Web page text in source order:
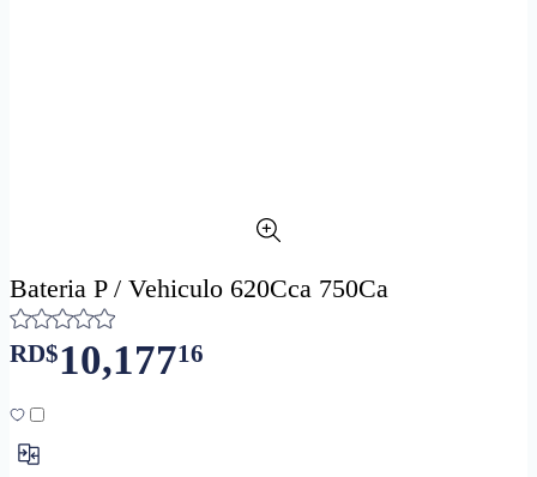
Bateria P / Vehiculo 620Cca 750Ca
RD$10,17716